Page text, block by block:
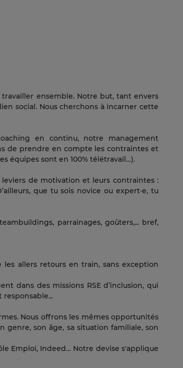
ensemble. Notre but, tant envers
social. Nous cherchons à incarner cette
en continu, notre management
de prendre en compte les contraintes et
équipes sont en 100% télétravail…).
leviers de motivation et leurs contraintes :
que tu sois novice ou expert·e, tu
parrainages, goûters,... bref,
allers retours en train, sans exception
dans des missions RSE d’inclusion, qui
Nous offrons les mêmes opportunités
genre, son âge, sa situation familiale, son
Emploi, Indeed… Notre devise s'applique